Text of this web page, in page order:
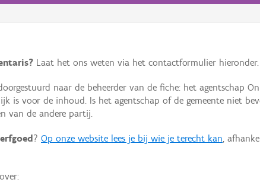
Laat het ons weten via het contactformulier hieronder.
naar de beheerder van de fiche: het agentschap
is voor de inhoud. Is het agentschap of de gemeente niet
van de andere partij.
? Op onze website lees je bij wie je terecht kan,